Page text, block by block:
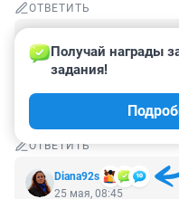
ОТВЕТИТЬ
25 мая, 10:38
Подойти к туалету на
- на фото с этой
участок с ухоженным
ОТВЕТИТЬ
Diana92s
Получай награды
задания!
25 мая, 08:45